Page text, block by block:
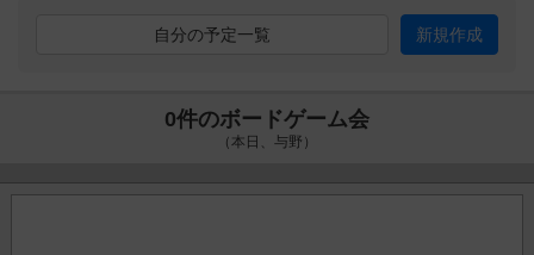
自分の予定一覧 新規作成
0件のボードゲーム会
（本日、与野）